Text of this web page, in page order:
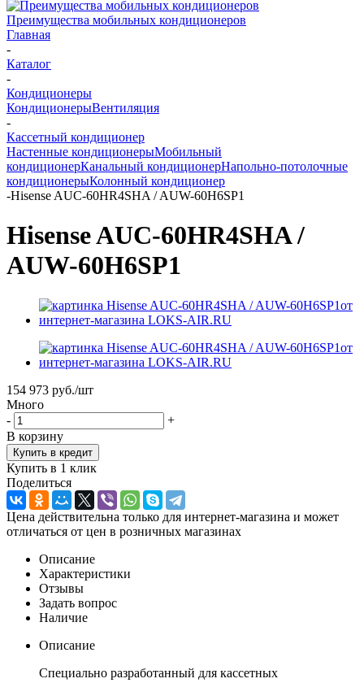
Преимущества мобильных кондиционеров
Главная
-
Каталог
-
Кондиционеры
КондиционерыВентиляция
-
Кассетный кондиционер
Настенные кондиционерыМобильный
кондиционерКанальный кондиционерНапольно-потолочные
кондиционерыКолонный кондиционер
-Hisense AUC-60HR4SHA / AUW-60H6SP1
Hisense AUC-60HR4SHA /
AUW-60H6SP1
154 973 руб./шт
Много
-
+
В корзину
Купить в 1 клик
Поделиться
Цена действительна только для интернет-магазина и может
отличаться от цен в розничных магазинах
Описание
Характеристики
Отзывы
Задать вопрос
Наличие
Описание
Специально разработанный для кассетных